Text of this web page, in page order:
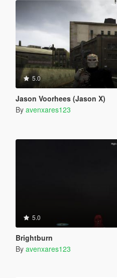
5.0
Jason Voorhees (Jason X)
By avenxares123
5.0
Brightburn
By avenxares123